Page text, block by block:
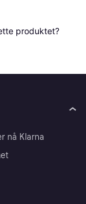
produktet?
nå Klarna